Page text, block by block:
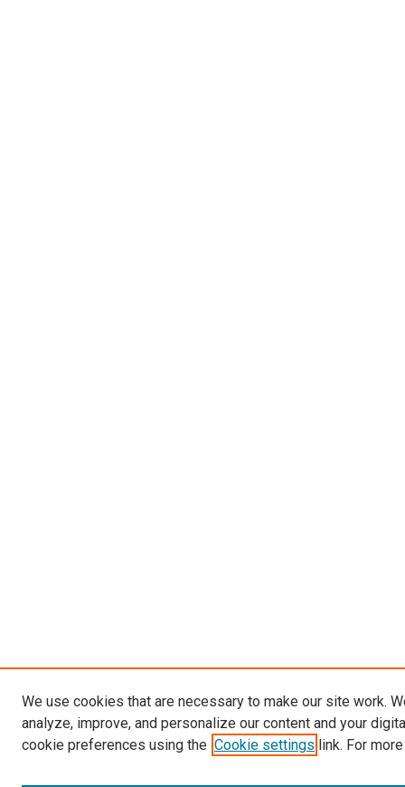
We use cookies that are necessary to make our site work.
analyze, improve, and personalize our content and your
cookie preferences using the Cookie settings link. For